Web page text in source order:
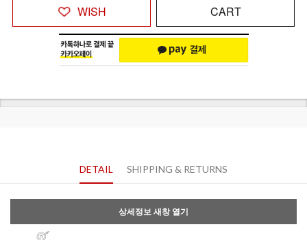
WISH CART
DETAIL SHIPPING & RETURNS
상세정보 새창 열기